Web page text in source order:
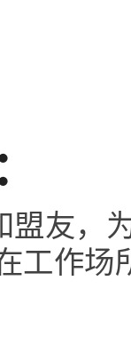
盟友，​
工作​场​